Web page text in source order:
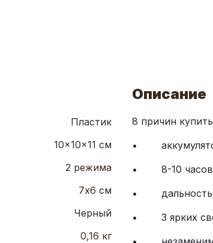
Пластик
10x10x11 см
2 режима
7х6 см
Черный
0,16 кг
Описание